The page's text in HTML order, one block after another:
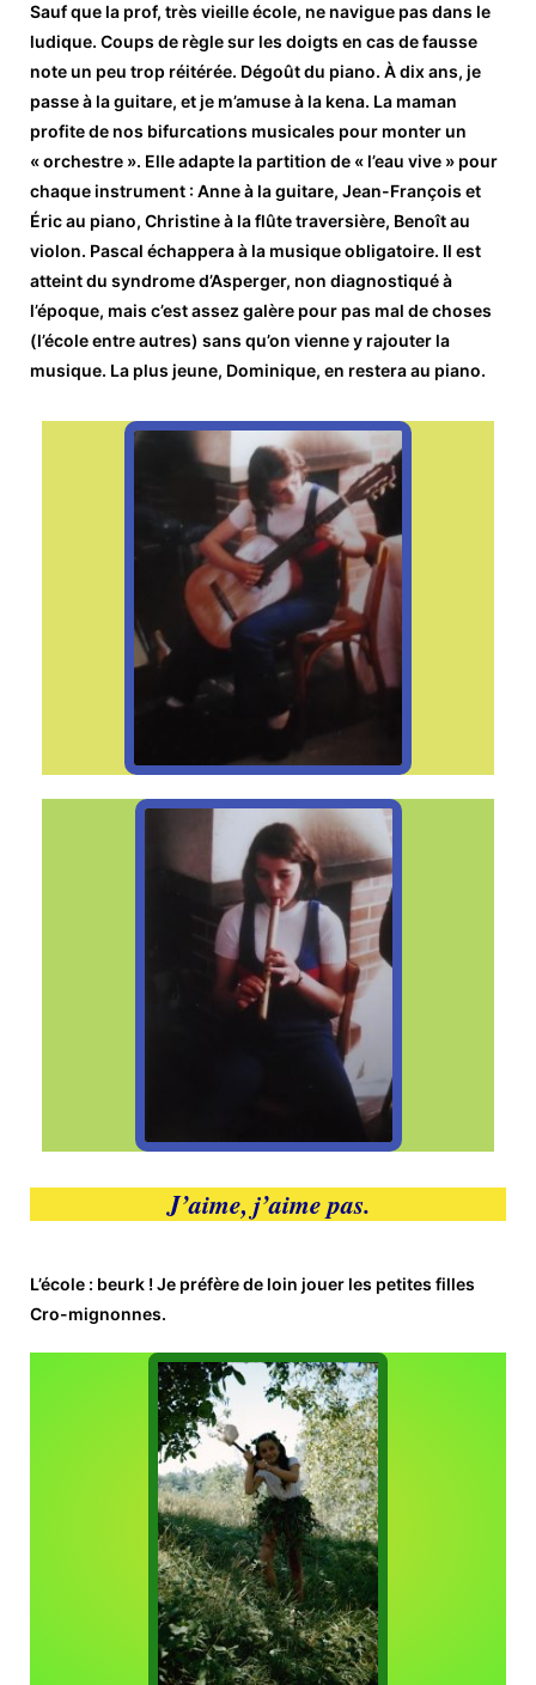
Sauf que la prof, très vieille école, ne navigue pas dans le
ludique. Coups de règle sur les doigts en cas de fausse
note un peu trop réitérée. Dégoût du piano. À dix ans, je
passe à la guitare, et je m’amuse à la kena. La maman
profite de nos bifurcations musicales pour monter un
« orchestre ». Elle adapte la partition de « l’eau vive » pour
chaque instrument : Anne à la guitare, Jean-François et
Éric au piano, Christine à la flûte traversière, Benoît au
violon. Pascal échappera à la musique obligatoire. Il est
atteint du syndrome d’Asperger, non diagnostiqué à
l’époque, mais c’est assez galère pour pas mal de choses
(l’école entre autres) sans qu’on vienne y rajouter la
musique. La plus jeune, Dominique, en restera au piano.
J’aime, j’aime pas.
L’école : beurk ! Je préfère de loin jouer les petites filles
Cro-mignonnes.